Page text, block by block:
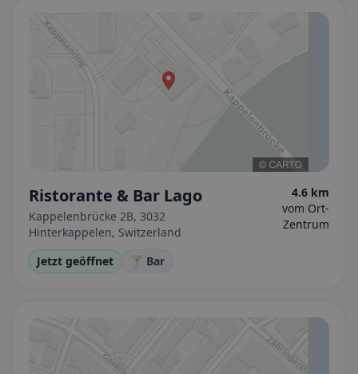
Ristorante & Bar Lago
Kappelenbrücke 2B, 3032
Hinterkappelen, Switzerland
4.6 km
vom Ort-
Zentrum
Jetzt geöffnet 🍸 Bar